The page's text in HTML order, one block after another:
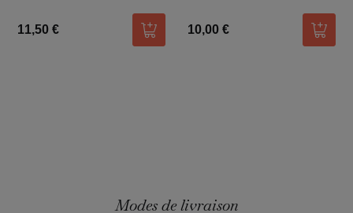
11,50 € Ajouter au panier
10,00 €
Modes de livraison